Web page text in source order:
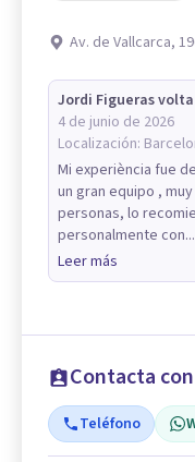
Av. de Vallcarca,
Jordi Figueras volta
4 de junio de 2026
Localización:
Mi experiència fue
un gran equipo ,
personas, lo
personalmente con...
Leer más
Contacta
Teléfono